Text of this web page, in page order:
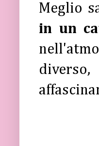
Meglio
in un
diverso,